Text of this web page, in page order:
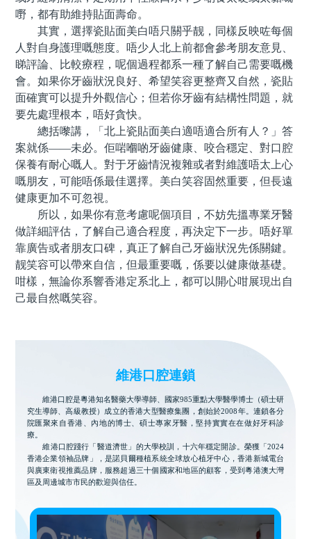
嘢，都有助維持貼面壽命。
其實，選擇瓷貼面美白唔只關乎靓，同樣反映咗每個
人對自身護理嘅態度。唔少人北上前都會參考朋友意見、
睇評論、比較療程，呢個過程都系一種了解自己需要嘅機
會。如果你牙齒狀況良好、希望笑容更整齊又自然，瓷貼
面確實可以提升外觀信心；但若你牙齒有結構性問題，就
要先處理根本，唔好貪快。
總括嚟講，「北上瓷貼面美白適唔適合所有人？」答
案就係——未必。佢啱嗰啲牙齒健康、咬合穩定、對口腔
保養有耐心嘅人。對于牙齒情況複雜或者對維護唔太上心
嘅朋友，可能唔係最佳選擇。美白笑容固然重要，但長遠
健康更加不可忽視。
所以，如果你有意考慮呢個項目，不妨先搵專業牙醫
做詳細評估，了解自己適合程度，再決定下一步。唔好單
靠廣告或者朋友口碑，真正了解自己牙齒狀況先係關鍵。
靓笑容可以帶來自信，但最重要嘅，係要以健康做基礎。
咁樣，無論你系響香港定系北上，都可以開心咁展現出自
己最自然嘅笑容。
維港口腔連鎖
維港口腔是粵港知名醫藥大學導師、國家985重點大學醫學博士（碩士研
究生導師、高級教授）成立的香港大型醫療集團，創始於2008年。連鎖各分
院匯聚來自香港、內地的博士、碩士專家牙醫，堅持實實在在做好牙科診
療。
維港口腔踐行「醫道濟世」的大學校訓，十六年穩定開診。榮獲「2024
香港企業領袖品牌」，是諾貝爾種植系統全球放心植牙中心，香港新城電台
與廣東衛視推薦品牌，服務超過三十個國家和地區的顧客，受到粵港澳大灣
區及周邊城市市民的歡迎與信任。